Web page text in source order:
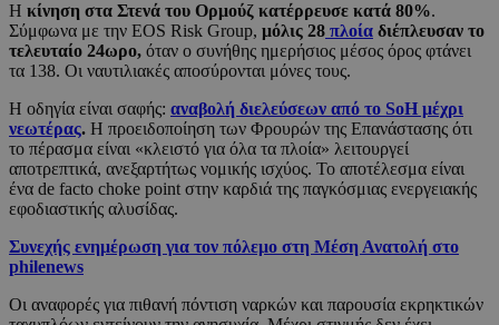
Η κίνηση στα Στενά του Ορμούζ κατέρρευσε κατά 80%.
Σύμφωνα με την EOS Risk Group, μόλις 28 πλοία διέπλευσαν το
τελευταίο 24ωρο, όταν ο συνήθης ημερήσιος μέσος όρος φτάνει
τα 138. Οι ναυτιλιακές αποσύρονται μόνες τους.
Η οδηγία είναι σαφής: αναβολή διελεύσεων από το SoH μέχρι
νεωτέρας. Η προειδοποίηση των Φρουρών της Επανάστασης ότι
το πέρασμα είναι «κλειστό για όλα τα πλοία» λειτουργεί
αποτρεπτικά, ανεξαρτήτως νομικής ισχύος. Το αποτέλεσμα είναι
ένα de facto choke point στην καρδιά της παγκόσμιας ενεργειακής
εφοδιαστικής αλυσίδας.
Συνεχής ενημέρωση για τον πόλεμο στη Μέση Ανατολή στο
philenews
Οι αναφορές για πιθανή πόντιση ναρκών και παρουσία εκρηκτικών